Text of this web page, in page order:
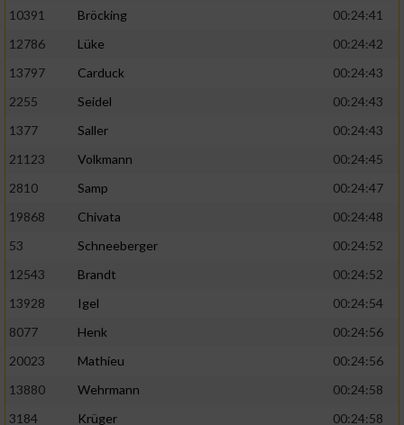
10391
Bröcking
00:24:41
12786
Lüke
00:24:42
13797
Carduck
00:24:43
2255
Seidel
00:24:43
1377
Saller
00:24:43
21123
Volkmann
00:24:45
2810
Samp
00:24:47
19868
Chivata
00:24:48
53
Schneeberger
00:24:52
12543
Brandt
00:24:52
13928
Igel
00:24:54
8077
Henk
00:24:56
20023
Mathieu
00:24:56
13880
Wehrmann
00:24:58
3184
Krüger
00:24:58